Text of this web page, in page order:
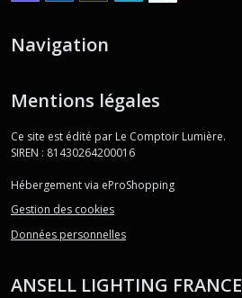
Navigation
Mentions légales
Ce site est édité par Le Comptoir Lumière.
SIREN : 81430264200016
Hébergement via eProShopping
Gestion des cookies
Données personnelles
ANSELL LIGHTING FRANCE